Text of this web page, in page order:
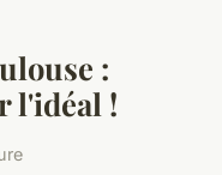
:
l'idéal !